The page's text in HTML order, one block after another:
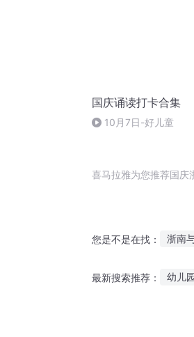
国庆诵读打卡合集
10月7日-好儿童
喜马拉雅为您推荐国庆
您是不是在找： 浙南
最新搜索推荐： 幼儿